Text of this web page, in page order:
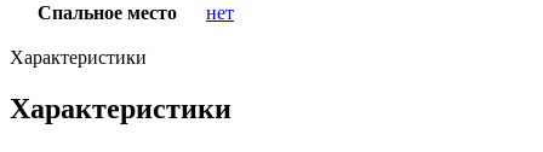
Спальное место нет
Характеристики
Характеристики